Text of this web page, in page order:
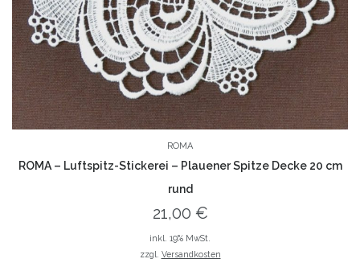
ROMA
ROMA – Luftspitz-Stickerei – Plauener Spitze Decke 20 cm
rund
21,00 €
inkl. 19% MwSt.
zzgl. Versandkosten